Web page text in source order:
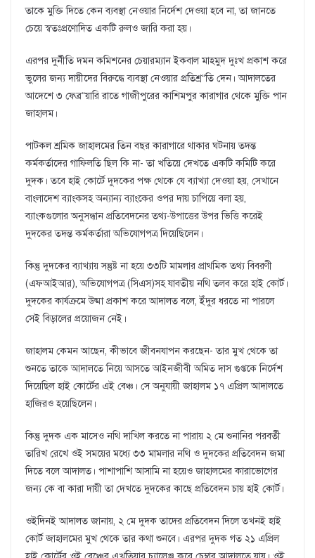
তাকে মুক্তি দিতে কেন ব্যবস্থা নেওয়ার নির্দেশ দেওয়া হবে না, তা জানতে
চেয়ে স্বতঃপ্রণোদিত একটি রুলও জারি করা হয়।
এরপর দুর্নীতি দমন কমিশনের চেয়ারম্যান ইকবাল মাহমুদ দুঃখ প্রকাশ করে
ভুলের জন্য দায়ীদের বিরুদ্ধে ব্যবস্থা নেওয়ার প্রতিশ্র“তি দেন। আদালতের
আদেশে ৩ ফেব্র“য়ারি রাতে গাজীপুরের কাশিমপুর কারাগার থেকে মুক্তি পান
জাহালম।
পাটকল শ্রমিক জাহালমের তিন বছর কারাগারে থাকার ঘটনায় তদন্ত
কর্মকর্তাদের গাফিলতি ছিল কি না- তা খতিয়ে দেখতে একটি কমিটি করে
দুদক। তবে হাই কোর্টে দুদকের পক্ষ থেকে যে ব্যাখ্যা দেওয়া হয়, সেখানে
বাংলাদেশ ব্যাংকসহ অন্যান্য ব্যাংকের ওপর দায় চাপিয়ে বলা হয়,
ব্যাংকগুলোর অনুসন্ধান প্রতিবেদনের তথ্য-উপাত্তের উপর ভিত্তি করেই
দুদকের তদন্ত কর্মকর্তারা অভিযোগপত্র দিয়েছিলেন।
কিন্তু দুদকের ব্যাখ্যায় সন্তুষ্ট না হয়ে ৩৩টি মামলার প্রাথমিক তথ্য বিবরণী
(এফআইআর), অভিযোগপত্র (সিএস)সহ যাবতীয় নথি তলব করে হাই কোর্ট।
দুদকের কার্যক্রমে উষ্মা প্রকাশ করে আদালত বলে, ইঁদুর ধরতে না পারলে
সেই বিড়ালের প্রয়োজন নেই।
জাহালম কেমন আছেন, কীভাবে জীবনযাপন করছেন- তার মুখ থেকে তা
শুনতে তাকে আদালতে নিয়ে আসতে আইনজীবী অমিত দাস গুপ্তকে নির্দেশ
দিয়েছিল হাই কোর্টের এই বেঞ্চ। সে অনুযায়ী জাহালম ১৭ এপ্রিল আদালতে
হাজিরও হয়েছিলেন।
কিন্তু দুদক এক মাসেও নথি দাখিল করতে না পারায় ২ মে শুনানির পরবর্তী
তারিখ রেখে ওই সময়ের মধ্যে ৩৩ মামলার নথি ও দুদকের প্রতিবেদন জমা
দিতে বলে আদালত। পাশাপাশি আসামি না হয়েও জাহালমের কারাভোগের
জন্য কে বা কারা দায়ী তা দেখতে দুদকের কাছে প্রতিবেদন চায় হাই কোর্ট।
ওইদিনই আদালত জানায়, ২ মে দুদক তাদের প্রতিবেদন দিলে তখনই হাই
কোর্ট জাহালমের মুখ থেকে তার কথা শুনবে। এরপর দুদক গত ২১ এপ্রিল